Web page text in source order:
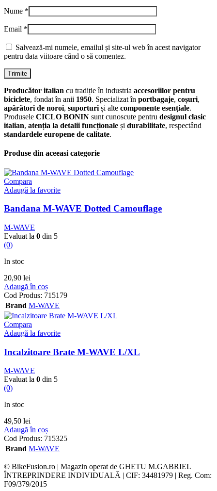
Nume *
Email *
Salvează-mi numele, emailul și site-ul web în acest navigator
pentru data viitoare când o să comentez.
Producător italian cu tradiție în industria accesoriilor pentru
biciclete, fondat în anii 1950. Specializat în portbagaje, coșuri,
apărători de noroi, suporturi și alte componente esențiale.
Produsele CICLO BONIN sunt cunoscute pentru designul clasic
italian, atenția la detalii funcționale și durabilitate, respectând
standardele europene de calitate.
Produse din aceeasi categorie
Compara
Adaugă la favorite
Bandana M-WAVE Dotted Camouflage
M-WAVE
Evaluat la 0 din 5
(0)
In stoc
20,90 lei
Adaugă în coș
Cod Produs: 715179
Brand M-WAVE
Compara
Adaugă la favorite
Incalzitoare Brate M-WAVE L/XL
M-WAVE
Evaluat la 0 din 5
(0)
In stoc
49,50 lei
Adaugă în coș
Cod Produs: 715325
Brand M-WAVE
© BikeFusion.ro | Magazin operat de GHETU M.GABRIEL
ÎNTREPRINDERE INDIVIDUALĂ | CIF: 34481979 | Reg. Com:
F09/379/2015